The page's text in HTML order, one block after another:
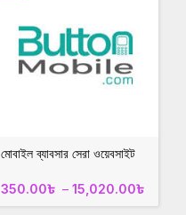
মোবাইল ব্যাবসার সেরা ওয়েবসাইট
m
350.00৳ – 15,020.00৳